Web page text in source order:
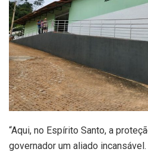
“Aqui, no Espírito Santo, a
governador um aliado